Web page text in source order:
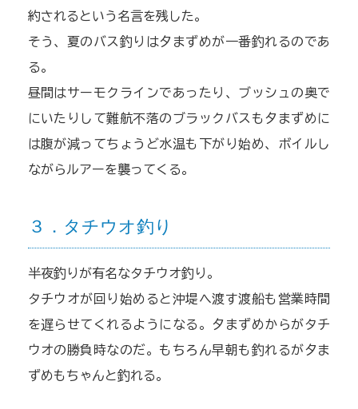
約されるという名言を残した。
そう、夏のバス釣りは夕まずめが一番釣れるのであ
る。
昼間はサーモクラインであったり、ブッシュの奥で
にいたりして難航不落のブラックバスも夕まずめに
は腹が減ってちょうど水温も下がり始め、ボイルし
ながらルアーを襲ってくる。
３．タチウオ釣り
半夜釣りが有名なタチウオ釣り。
タチウオが回り始めると沖堤へ渡す渡船も営業時間
を遅らせてくれるようになる。夕まずめからがタチ
ウオの勝負時なのだ。もちろん早朝も釣れるが夕ま
ずめもちゃんと釣れる。